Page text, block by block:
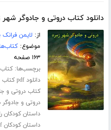
دانلود کتاب دروتی و جادوگر شهر
از: لایمن فرانک
موضوع:
۱۶۳ صفحه
برچسب‌ها:
دانلود pdf کتاب دروتی و جادوگر شهر زمرد
کتاب دروتی و
دروتی و جادوگر
داستان کودکان
داستان کودکان pdf